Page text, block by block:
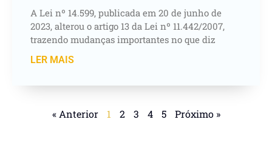
A Lei nº 14.599, publicada em 20 de junho de
2023, alterou o artigo 13 da Lei nº 11.442/2007,
trazendo mudanças importantes no que diz
LER MAIS
« Anterior 1 2 3 4 5 Próximo »